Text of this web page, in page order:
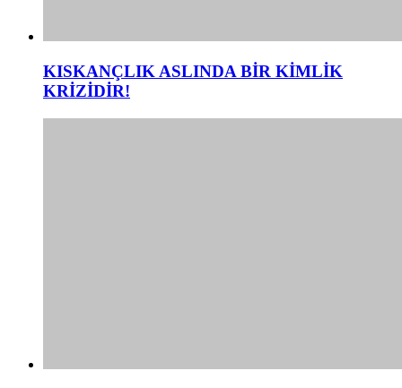
KISKANÇLIK ASLINDA BİR KİMLİK
KRİZİDİR!